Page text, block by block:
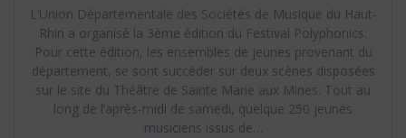
L’Union Départementale des Sociétés de Musique du Haut-
Rhin a organisé la 3ème édition du Festival Polyphonics.
Pour cette édition, les ensembles de jeunes provenant du
département, se sont succéder sur deux scènes disposées
sur le site du Théâtre de Sainte Marie aux Mines. Tout au
long de l’après-midi de samedi, quelque 250 jeunes
musiciens issus de…